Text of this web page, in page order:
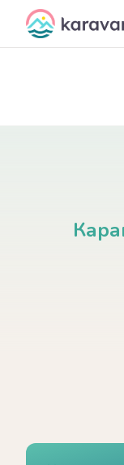
Skip to content